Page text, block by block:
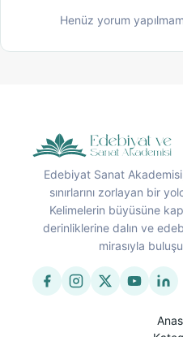
Henüz yorum
Edebiyat Sanat Akademisi,
sınırlarını zorlayan bir
Kelimelerin büyüsüne
derinliklerine dalın ve
mirasıyla